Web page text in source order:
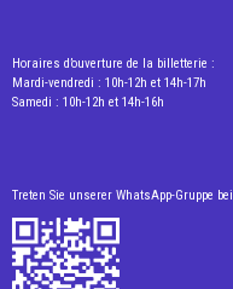
Horaires d’ouverture de la billetterie :
Mardi-vendredi : 10h-12h et 14h-17h
Samedi : 10h-12h et 14h-16h
Treten Sie unserer WhatsApp-Gruppe bei